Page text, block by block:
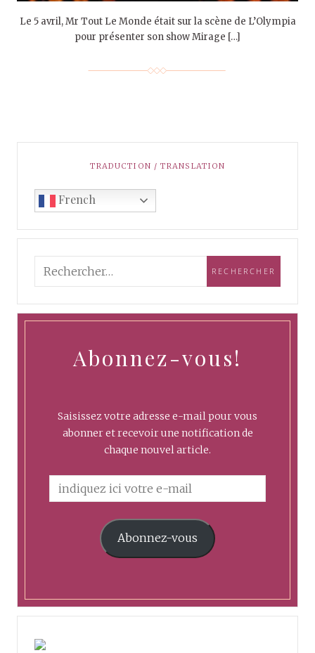
Le 5 avril, Mr Tout Le Monde était sur la scène de L’Olympia
pour présenter son show Mirage […]
TRADUCTION / TRANSLATION
French
Abonnez-vous!
Saisissez votre adresse e-mail pour vous
abonner et recevoir une notification de
chaque nouvel article.
Abonnez-vous